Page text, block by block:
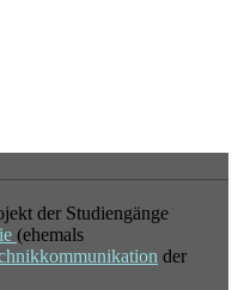
der Studiengänge
(ehemals
der